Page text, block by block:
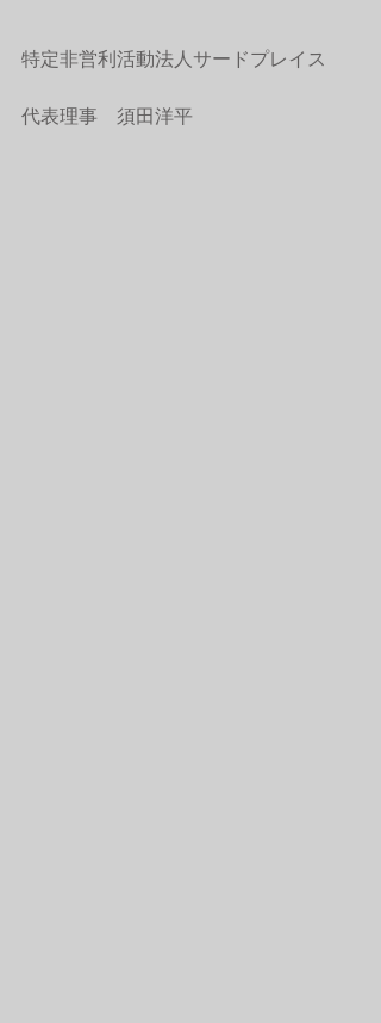
特定非営利活動法人サードプレイス
代表理事　須田洋平